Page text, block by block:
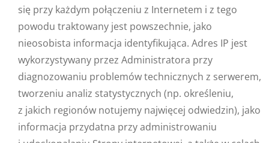
się przy każdym połączeniu z Internetem i z tego
powodu traktowany jest powszechnie, jako
nieosobista informacja identyfikująca. Adres IP jest
wykorzystywany przez Administratora przy
diagnozowaniu problemów technicznych z serwerem,
tworzeniu analiz statystycznych (np. określeniu,
z jakich regionów notujemy najwięcej odwiedzin), jako
informacja przydatna przy administrowaniu